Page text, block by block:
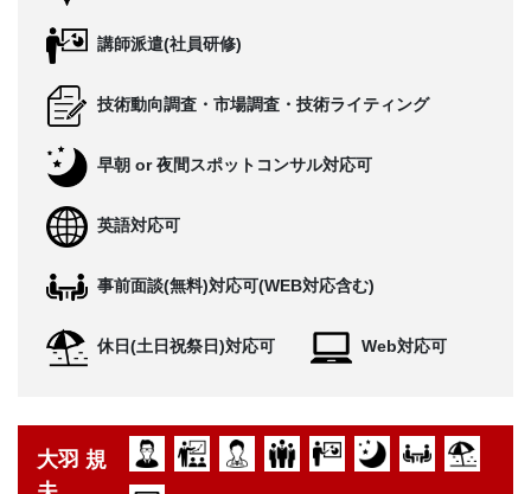
講師派遣(社員研修)
技術動向調査・市場調査・技術ライティング
早朝 or 夜間スポットコンサル対応可
英語対応可
事前面談(無料)対応可(WEB対応含む)
休日(土日祝祭日)対応可 Web対応可
大羽 規